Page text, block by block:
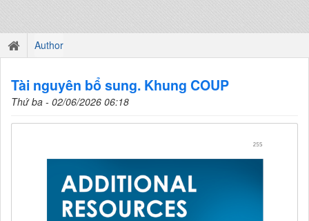
Author
Tài nguyên bổ sung. Khung COUP
Thứ ba - 02/06/2026 06:18